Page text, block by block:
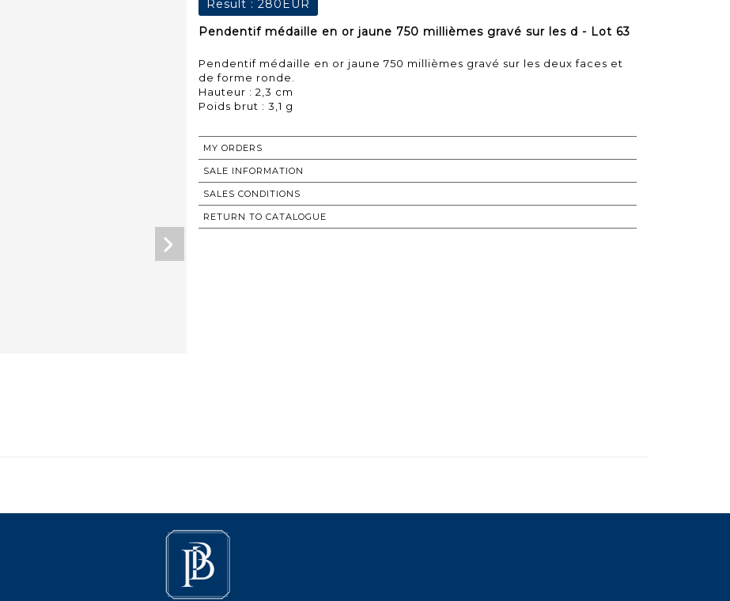
Result : 280EUR
Pendentif médaille en or jaune 750 millièmes gravé sur les d - Lot 63
Pendentif médaille en or jaune 750 millièmes gravé sur les deux faces et
de forme ronde.
Hauteur : 2,3 cm
MY ORDERS
SALE INFORMATION
SALES CONDITIONS
RETURN TO CATALOGUE